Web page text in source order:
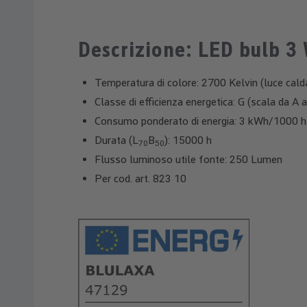
Descrizione: LED bulb 3
Temperatura di colore: 2700 Kelvin (luce
Classe di efficienza energetica: G (scala da A
Consumo ponderato di energia: 3 kWh/1000 h
Durata (L 70B50): 15000 h
Flusso luminoso utile fonte: 250 Lumen
Per cod. art. 823 10